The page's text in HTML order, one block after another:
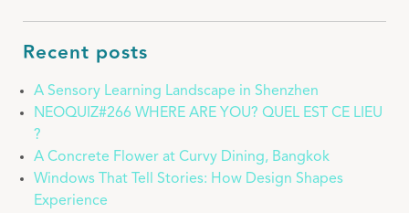
Recent posts
A Sensory Learning Landscape in Shenzhen
NEOQUIZ#266 WHERE ARE YOU? QUEL EST CE LIEU
?
A Concrete Flower at Curvy Dining, Bangkok
Windows That Tell Stories: How Design Shapes
Experience